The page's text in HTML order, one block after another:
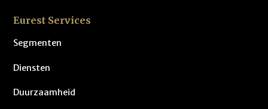
Eurest Services
Segmenten
Diensten
Duurzaamheid